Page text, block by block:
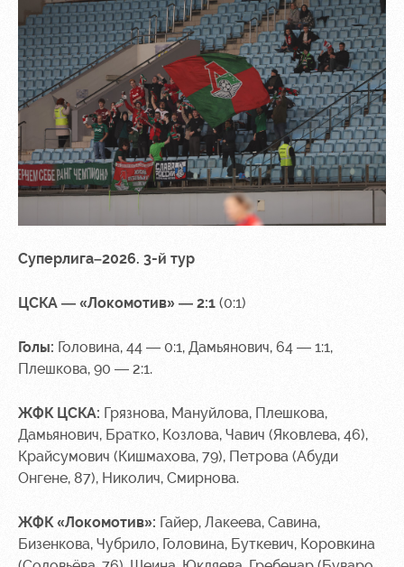
Суперлига–2026. 3-й тур
ЦСКА — «Локомотив» — 2:1 (0:1)
Голы: Головина, 44 — 0:1, Дамьянович, 64 — 1:1,
Плешкова, 90 — 2:1.
ЖФК ЦСКА: Грязнова, Мануйлова, Плешкова,
Дамьянович, Братко, Козлова, Чавич (Яковлева, 46),
Крайсумович (Кишмахова, 79), Петрова (Абуди
Онгене, 87), Николич, Смирнова.
ЖФК «Локомотив»: Гайер, Лакеева, Савина,
Бизенкова, Чубрило, Головина, Буткевич, Коровкина